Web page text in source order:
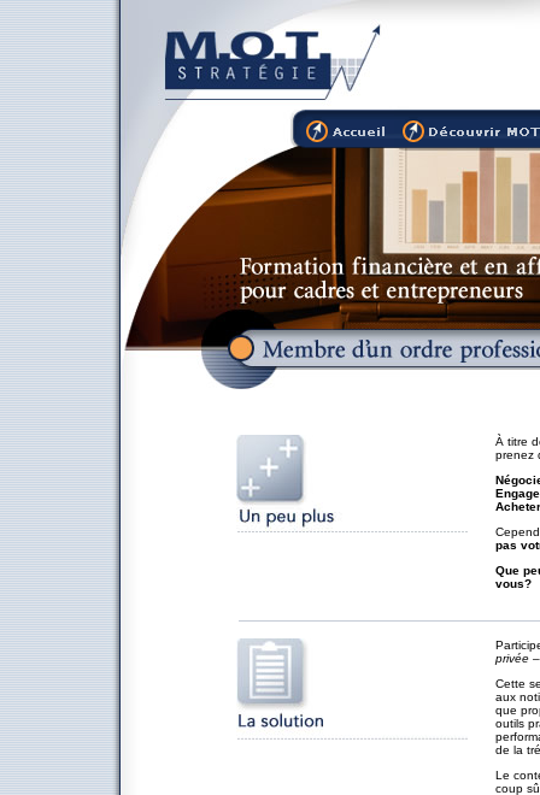
À titre
prenez
Acheter
pas
Que
vous?
privée
Cette
aux
que
outils
de la
Le
coup